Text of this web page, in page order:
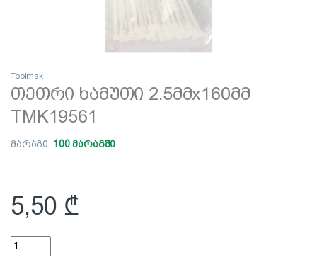
Toolmak
თეთრი ხამუთი 2.5მმx160მმ
TMK19561
მარაგი: 100 მარაგში
5,50 ₾
თეთრი ხამუთი 2.5მმx160მმ TMK19561 quantity